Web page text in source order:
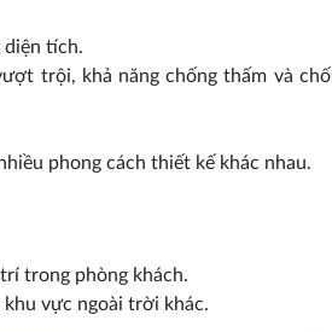
diện tích.
trội, khả năng chống thấm và
phong cách thiết kế khác nhau.
trong phòng khách.
vực ngoài trời khác.